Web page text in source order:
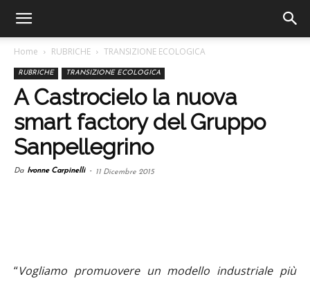
Home RUBRICHE TRANSIZIONE ECOLOGICA
RUBRICHE TRANSIZIONE ECOLOGICA
A Castrocielo la nuova
smart factory del Gruppo
Sanpellegrino
Da Ivonne Carpinelli - 11 Dicembre 2015
“Vogliamo promuovere un modello industriale più